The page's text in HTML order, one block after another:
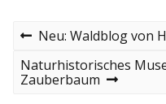
B
e
P
e
v
Neu: Waldblog von
N
e
Naturhistorisches
Zauberbaum